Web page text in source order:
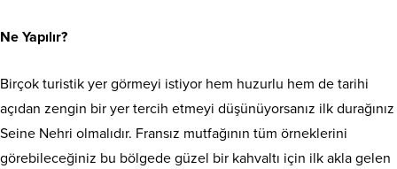
Ne Yapılır?
Birçok turistik yer görmeyi istiyor hem huzurlu hem de tarihi
açıdan zengin bir yer tercih etmeyi düşünüyorsanız ilk durağınız
Seine Nehri olmalıdır. Fransız mutfağının tüm örneklerini
görebileceğiniz bu bölgede güzel bir kahvaltı için ilk akla gelen